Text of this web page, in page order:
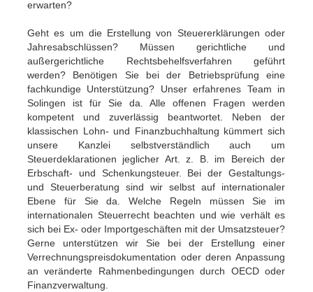
erwarten?
Geht es um die Erstellung von Steuererklärungen oder
Jahresabschlüssen? Müssen gerichtliche und
außergerichtliche Rechtsbehelfsverfahren geführt
werden? Benötigen Sie bei der Betriebsprüfung eine
fachkundige Unterstützung? Unser erfahrenes Team in
Solingen ist für Sie da. Alle offenen Fragen werden
kompetent und zuverlässig beantwortet. Neben der
klassischen Lohn- und Finanzbuchhaltung kümmert sich
unsere Kanzlei selbstverständlich auch um
Steuerdeklarationen jeglicher Art. z. B. im Bereich der
Erbschaft- und Schenkungsteuer. Bei der Gestaltungs-
und Steuerberatung sind wir selbst auf internationaler
Ebene für Sie da. Welche Regeln müssen Sie im
internationalen Steuerrecht beachten und wie verhält es
sich bei Ex- oder Importgeschäften mit der Umsatzsteuer?
Gerne unterstützen wir Sie bei der Erstellung einer
Verrechnungspreisdokumentation oder deren Anpassung
an veränderte Rahmenbedingungen durch OECD oder
Finanzverwaltung.